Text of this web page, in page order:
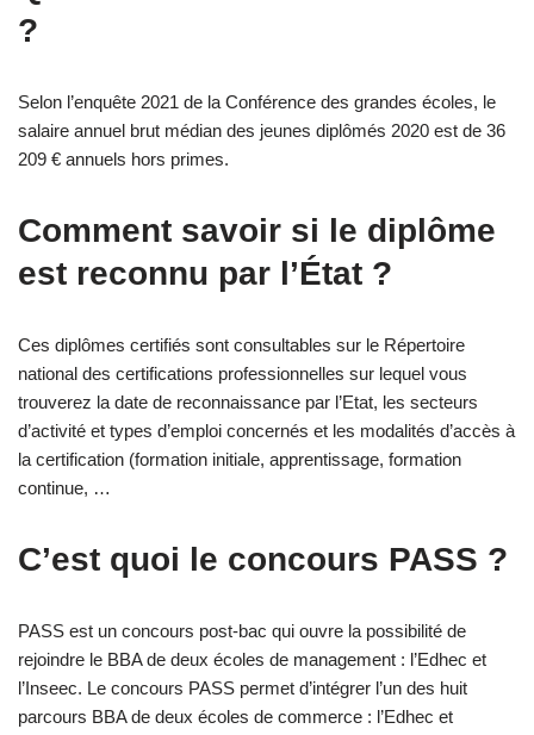
?
Selon l’enquête 2021 de la Conférence des grandes écoles, le
salaire annuel brut médian des jeunes diplômés 2020 est de 36
209 € annuels hors primes.
Comment savoir si le diplôme
est reconnu par l’État ?
Ces diplômes certifiés sont consultables sur le Répertoire
national des certifications professionnelles sur lequel vous
trouverez la date de reconnaissance par l’Etat, les secteurs
d’activité et types d’emploi concernés et les modalités d’accès à
la certification (formation initiale, apprentissage, formation
continue, …
C’est quoi le concours PASS ?
PASS est un concours post-bac qui ouvre la possibilité de
rejoindre le BBA de deux écoles de management : l’Edhec et
l’Inseec. Le concours PASS permet d’intégrer l’un des huit
parcours BBA de deux écoles de commerce : l’Edhec et